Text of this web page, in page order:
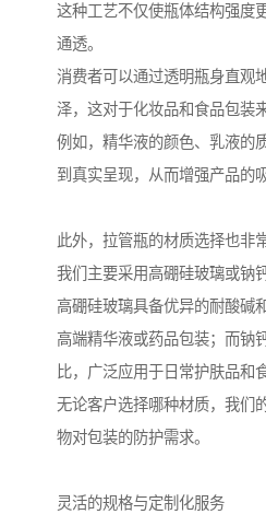
这种工艺不仅使瓶体结构强度
通透。
消费者可以通过透明瓶身直观
泽，这对于化妆品和食品包装
例如，精华液的颜色、乳液的
到真实呈现，从而增强产品的
此外，拉管瓶的材质选择也非
我们主要采用高硼硅玻璃或钠
高硼硅玻璃具备优异的耐酸碱
高端精华液或药品包装；而钠
比，广泛应用于日常护肤品和
无论客户选择哪种材质，我们
物对包装的防护需求。
灵活的规格与定制化服务